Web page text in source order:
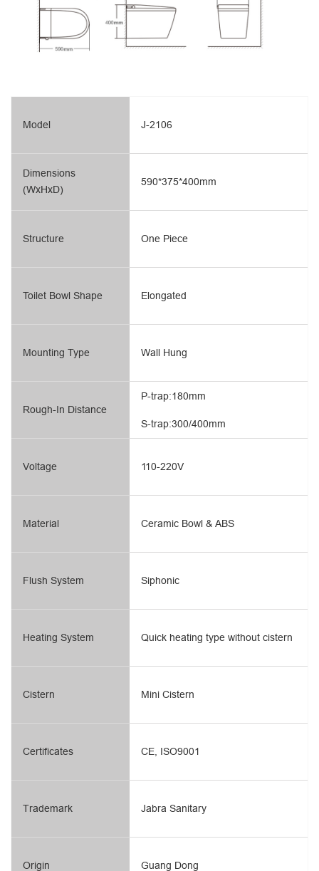
Model
Dimensions
(WxHxD)
Structure
Toilet Bowl Shape
Mounting Type
Rough-In Distance
Voltage
Material
Flush System
J-2106
590*375*400mm
One Piece
Elongated
Wall Hung
S-trap:300/400mm
P-trap:180mm
110-220V
Ceramic Bowl & ABS
Siphonic
Heating System
Cistern
Certificates
Trademark
Origin
Quick heating type without cistern
Mini Cistern
CE, ISO9001
Jabra Sanitary
Guang Dong